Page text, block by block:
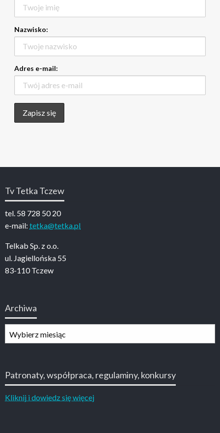
Nazwisko:
Adres e-mail:
Tv Tetka Tczew
tel. 58 728 50 20
e-mail: tetka@tetka.pl
Telkab Sp. z o.o.
ul. Jagiellońska 55
83-110 Tczew
Archiwa
Patronaty, współpraca, regulaminy, konkursy
Kliknij i dowiedz się więcej